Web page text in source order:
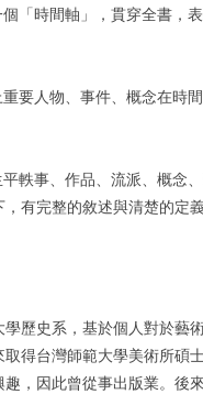
時間軸」，貫穿全書，
人物、事件、概念在時
事、作品、流派、概念
有完整的敘述與清楚的定義
歷史系，基於個人對於藝
得台灣師範大學美術所碩
，因此曾從事出版業。後